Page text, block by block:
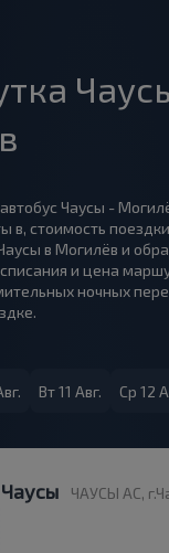
Чаусы -
в, стоимость
в Могилёв и
и цена
ночных
Вт 11 Авг. Ср 12
Чаусы ЧАУСЫ АС,